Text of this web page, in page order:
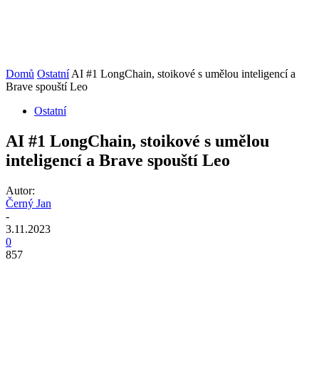
Domů Ostatní AI #1 LongChain, stoikové s umělou inteligencí a
Brave spouští Leo
Ostatní
AI #1 LongChain, stoikové s umělou
inteligencí a Brave spouští Leo
Autor:
Černý Jan
-
3.11.2023
0
857